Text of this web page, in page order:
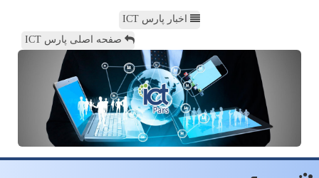
اخبار پارس ICT
صفحه اصلی پارس ICT